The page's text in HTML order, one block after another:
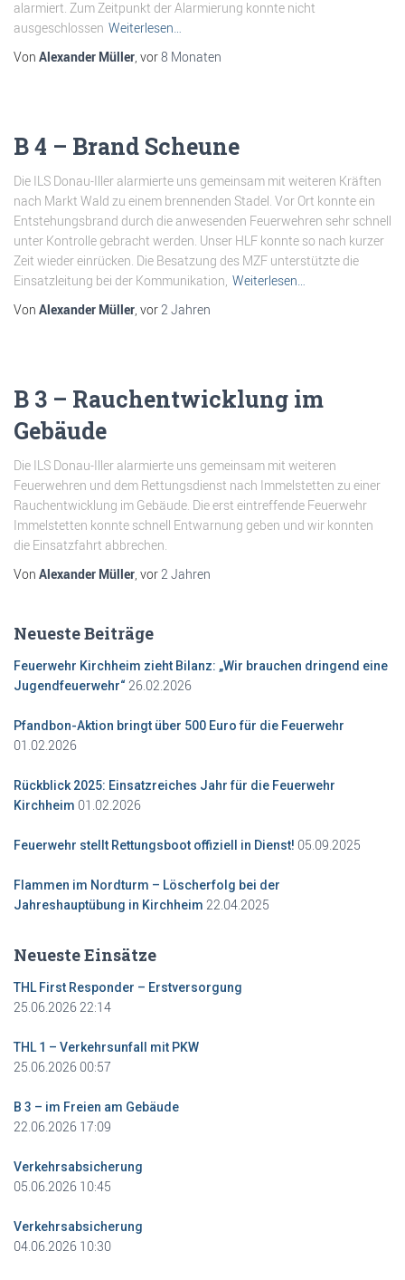
alarmiert. Zum Zeitpunkt der Alarmierung konnte nicht
ausgeschlossen Weiterlesen…
Von Alexander Müller, vor8 Monaten
B 4 – Brand Scheune
Die ILS Donau-Iller alarmierte uns gemeinsam mit weiteren Kräften
nach Markt Wald zu einem brennenden Stadel. Vor Ort konnte ein
Entstehungsbrand durch die anwesenden Feuerwehren sehr schnell
unter Kontrolle gebracht werden. Unser HLF konnte so nach kurzer
Zeit wieder einrücken. Die Besatzung des MZF unterstützte die
Einsatzleitung bei der Kommunikation, Weiterlesen…
Von Alexander Müller, vor2 Jahren
B 3 – Rauchentwicklung im
Gebäude
Die ILS Donau-Iller alarmierte uns gemeinsam mit weiteren
Feuerwehren und dem Rettungsdienst nach Immelstetten zu einer
Rauchentwicklung im Gebäude. Die erst eintreffende Feuerwehr
Immelstetten konnte schnell Entwarnung geben und wir konnten
die Einsatzfahrt abbrechen.
Von Alexander Müller, vor2 Jahren
Neueste Beiträge
Feuerwehr Kirchheim zieht Bilanz: „Wir brauchen dringend eine
Jugendfeuerwehr“ 26.02.2026
Pfandbon-Aktion bringt über 500 Euro für die Feuerwehr
01.02.2026
Rückblick 2025: Einsatzreiches Jahr für die Feuerwehr
Kirchheim 01.02.2026
Feuerwehr stellt Rettungsboot offiziell in Dienst! 05.09.2025
Flammen im Nordturm – Löscherfolg bei der
Jahreshauptübung in Kirchheim 22.04.2025
Neueste Einsätze
THL First Responder – Erstversorgung
25.06.2026 22:14
THL 1 – Verkehrsunfall mit PKW
25.06.2026 00:57
B 3 – im Freien am Gebäude
22.06.2026 17:09
Verkehrsabsicherung
05.06.2026 10:45
Verkehrsabsicherung
04.06.2026 10:30